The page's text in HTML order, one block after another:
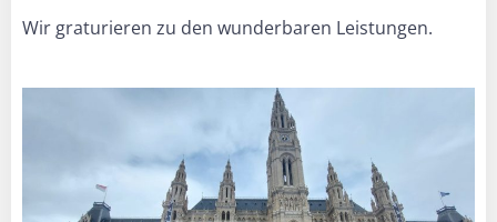
Wir graturieren zu den wunderbaren Leistungen.